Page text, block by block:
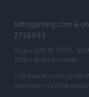
tuttogaming.com è
2729933
Copyright © 2026 ·
Tutti i diritti riservati
I contenuti sono curati
realizzati in